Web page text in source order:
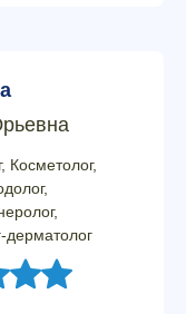
Косметолог,
дерматолог